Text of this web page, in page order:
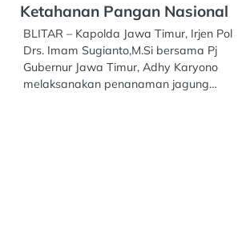
Ketahanan Pangan Nasional
BLITAR – Kapolda Jawa Timur, Irjen Pol
Drs. Imam Sugianto,M.Si bersama Pj
Gubernur Jawa Timur, Adhy Karyono
melaksanakan penanaman jagung…